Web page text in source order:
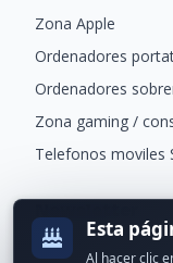
Zona Apple
Ordenadores
Ordenadores
Zona gaming /
Telefonos moviles
Recibe ofertas
Esta
Al hacer clic